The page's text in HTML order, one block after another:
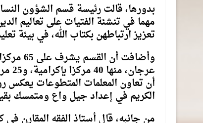
بدورها، قالت رئيسة قسم الشؤون
مهما في تنشئة الفتيات على تعاليم
تعزيز ارتباطهن بكتاب الله، في بيئة
أن تعاون المعلمات المتطوعات يعكس
الكريم في إعداد جيل واع ومتمسك
من جانبه، قال أستاذ الفقه المقارن